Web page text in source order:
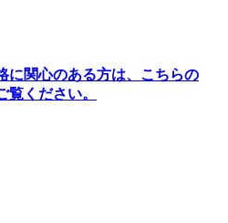
に関心のある方は、こちらの
覧ください。